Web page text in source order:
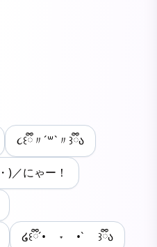
૮꒰ྀི〃´꒳`〃꒱ྀིა
／にゃー！
໒꒰ྀི´• ˕ •` ꒱ྀིა